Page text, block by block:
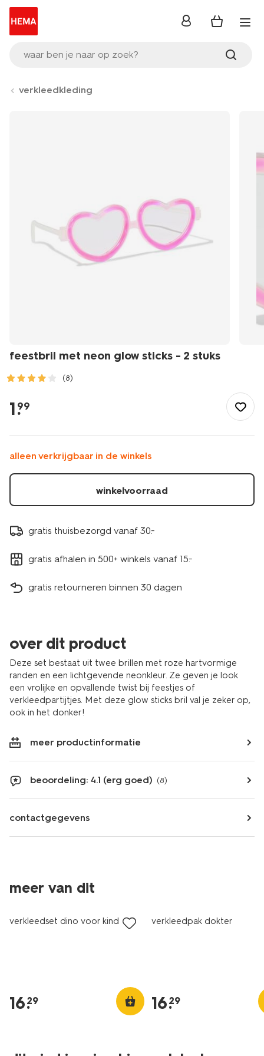
waar ben je naar op zoek?
inloggen
verkleedkleding
feestbril met neon glow sticks - 2 stuks
(8)
hobby/verkleedkleding/feestbril-
met-
glow-
sticks-
-
-2-
14280395.html
1.
99
alleen verkrijgbaar in de winkels
winkelvoorraad
gratis thuisbezorgd vanaf 30.-
gratis afhalen in 500+ winkels vanaf 15.-
gratis retourneren binnen 30 dagen
over dit product
Deze set bestaat uit twee brillen met roze hartvormige
randen en een lichtgevende neonkleur. Ze geven je look
een vrolijke en opvallende twist bij feestjes of
verkleedpartijtjes. Met deze glow sticks bril val je zeker op,
ook in het donker!
meer productinformatie
beoordeling: 4.1 (erg goed) (8)
contactgegevens
meer van dit
verkleedset dino voor kinderen
16.
29
verkleedpak dokter
16.
29